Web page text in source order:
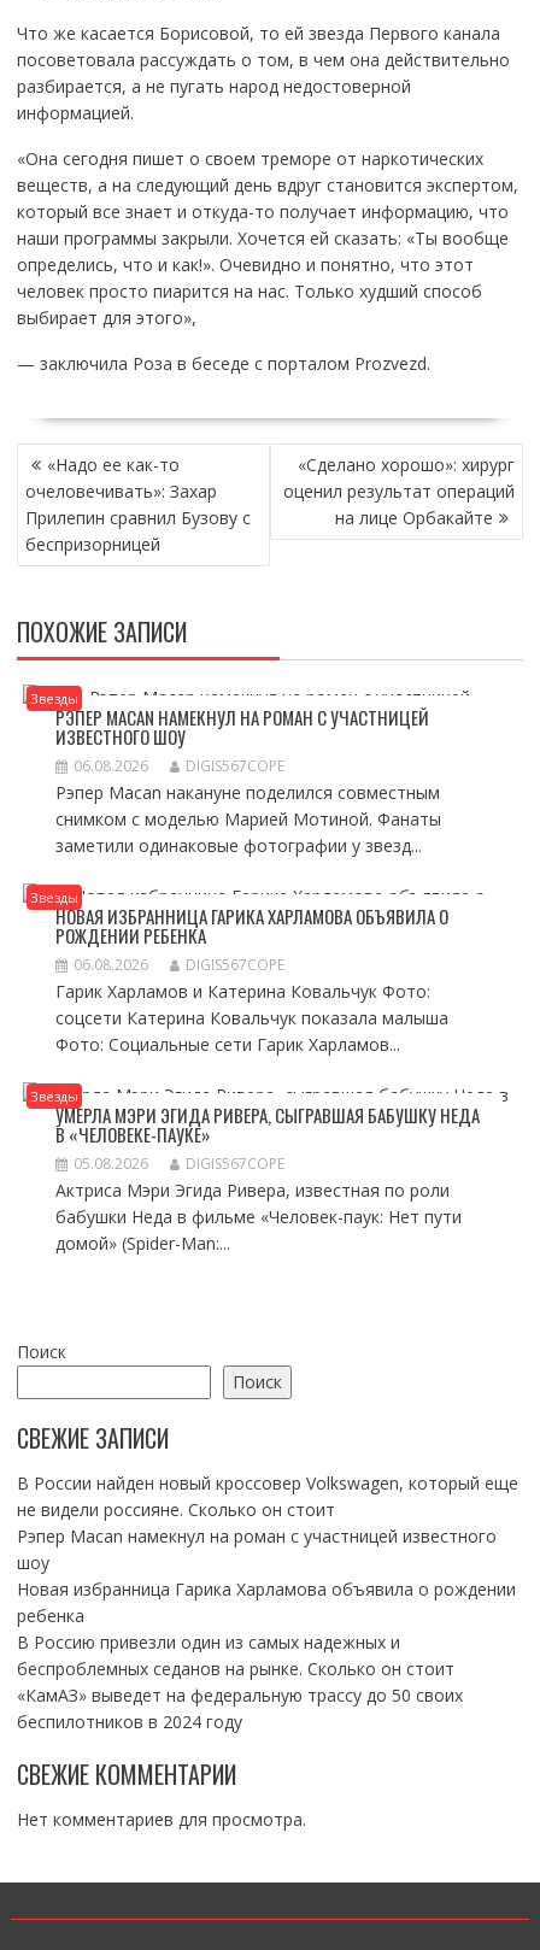
Что же касается Борисовой, то ей звезда Первого канала
посоветовала рассуждать о том, в чем она действительно
разбирается, а не пугать народ недостоверной
информацией.
«Она сегодня пишет о своем треморе от наркотических
веществ, а на следующий день вдруг становится экспертом,
который все знает и откуда-то получает информацию, что
наши программы закрыли. Хочется ей сказать: «Ты вообще
определись, что и как!». Очевидно и понятно, что этот
человек просто пиарится на нас. Только худший способ
выбирает для этого»,
— заключила Роза в беседе с порталом Prozvezd.
НАВИГАЦИЯ
ПО
ЗАПИСЯМ
«Надо ее как-то
очеловечивать»: Захар
Прилепин сравнил Бузову с
беспризорницей
«Сделано хорошо»: хирург
оценил результат операций
на лице Орбакайте
ПОХОЖИЕ ЗАПИСИ
Звезды
РЭПЕР MACAN НАМЕКНУЛ НА РОМАН С УЧАСТНИЦЕЙ
ИЗВЕСТНОГО ШОУ
06.08.2026 DIGIS567COPE
Рэпер Macan накануне поделился совместным
снимком с моделью Марией Мотиной. Фанаты
заметили одинаковые фотографии у звезд...
Звезды
НОВАЯ ИЗБРАННИЦА ГАРИКА ХАРЛАМОВА ОБЪЯВИЛА О
РОЖДЕНИИ РЕБЕНКА
06.08.2026 DIGIS567COPE
Гарик Харламов и Катерина Ковальчук Фото:
соцсети Катерина Ковальчук показала малыша
Фото: Социальные сети Гарик Харламов...
Звезды
УМЕРЛА МЭРИ ЭГИДА РИВЕРА, СЫГРАВШАЯ БАБУШКУ НЕДА
В «ЧЕЛОВЕКЕ-ПАУКЕ»
05.08.2026 DIGIS567COPE
Актриса Мэри Эгида Ривера, известная по роли
бабушки Неда в фильме «Человек-паук: Нет пути
домой» (Spider-Man:...
Поиск
Поиск
СВЕЖИЕ ЗАПИСИ
В России найден новый кроссовер Volkswagen, который еще
не видели россияне. Сколько он стоит
Рэпер Macan намекнул на роман с участницей известного
шоу
Новая избранница Гарика Харламова объявила о рождении
ребенка
В Россию привезли один из самых надежных и
беспроблемных седанов на рынке. Сколько он стоит
«КамАЗ» выведет на федеральную трассу до 50 своих
беспилотников в 2024 году
СВЕЖИЕ КОММЕНТАРИИ
Нет комментариев для просмотра.